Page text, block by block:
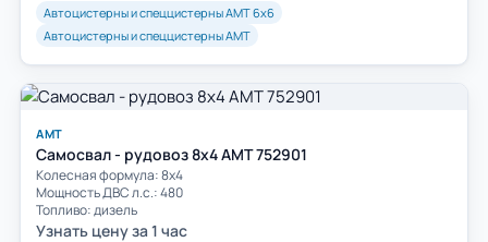
Автоцистерны и спеццистерны АМТ 6х6
Автоцистерны и спеццистерны АМТ
АМТ
Самосвал - рудовоз 8х4 АМТ 752901
Колесная формула: 8х4
Мощность ДВС л.с.: 480
Топливо: дизель
Узнать цену за 1 час